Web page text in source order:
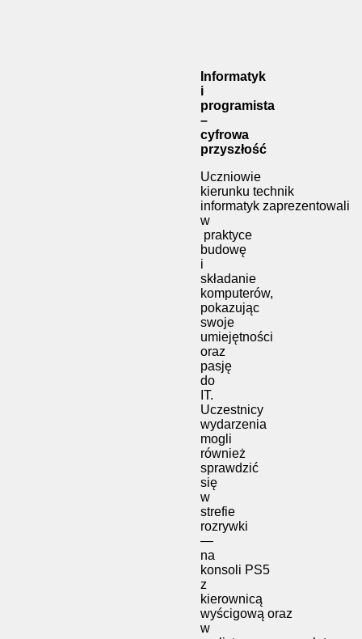
Informatyk
i
programista
–
cyfrowa
przyszłość
Uczniowie
kierunku technik
informatyk zaprezentowali
w
praktyce
budowę
i
składanie
komputerów,
pokazując
swoje
umiejętności
oraz
pasję
do
IT.
Uczestnicy
wydarzenia
mogli
również
sprawdzić
się
w
strefie
rozrywki
—
na
konsoli PS5
z
kierownicą
wyścigową oraz
w